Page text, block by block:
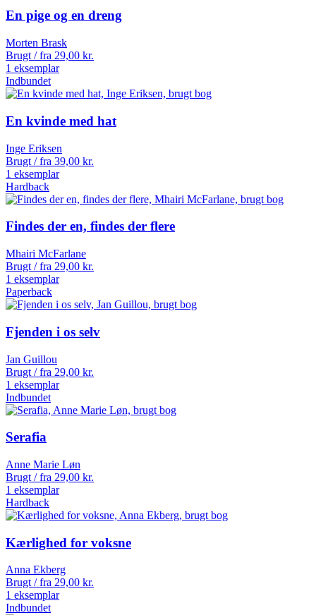
En pige og en dreng
Morten Brask
Brugt / fra 29,00 kr.
1 eksemplar
Indbundet
En kvinde med hat
Inge Eriksen
Brugt / fra 39,00 kr.
1 eksemplar
Hardback
Findes der en, findes der flere
Mhairi McFarlane
Brugt / fra 29,00 kr.
1 eksemplar
Paperback
Fjenden i os selv
Jan Guillou
Brugt / fra 29,00 kr.
1 eksemplar
Indbundet
Serafia
Anne Marie Løn
Brugt / fra 29,00 kr.
1 eksemplar
Hardback
Kærlighed for voksne
Anna Ekberg
Brugt / fra 29,00 kr.
1 eksemplar
Indbundet